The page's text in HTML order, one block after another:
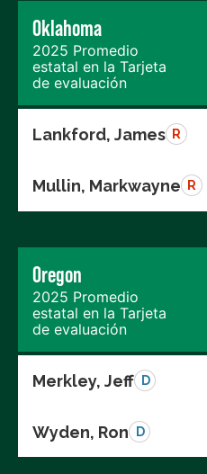
Oklahoma
2025 Promedio
estatal en la Tarjeta
de evaluación
Lankford, James R
Mullin, Markwayne R
Oregon
2025 Promedio
estatal en la Tarjeta
de evaluación
Merkley, Jeff D
Wyden, Ron D